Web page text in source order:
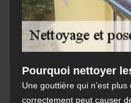
Pourquoi nettoyer
Une gouttière qui n’est plus
correctement peut causer